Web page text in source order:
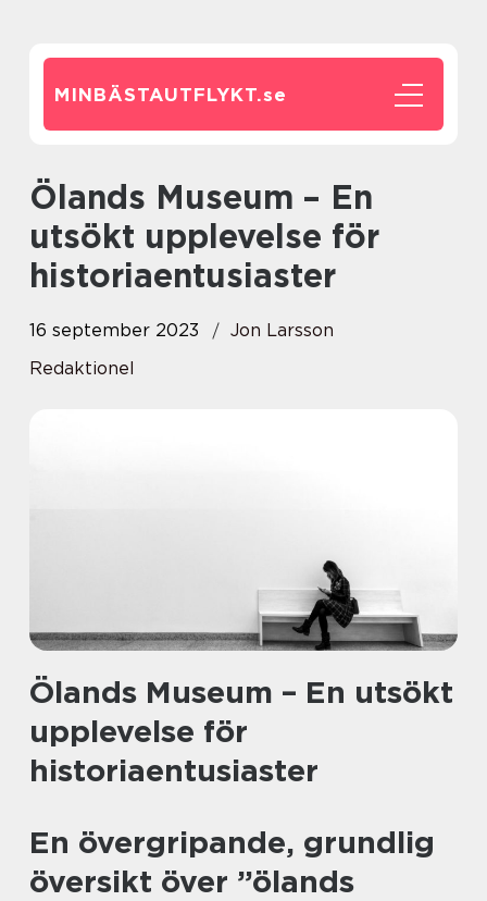
MINBÄSTAUTFLYKT.se
Ölands Museum – En
utsökt upplevelse för
historiaentusiaster
16 september 2023
Jon Larsson
Redaktionel
Ölands Museum – En utsökt
upplevelse för
historiaentusiaster
En övergripande, grundlig
översikt över ”ölands